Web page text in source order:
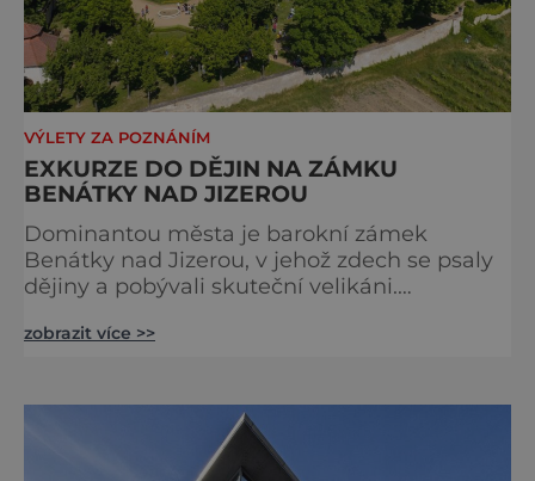
VÝLETY ZA POZNÁNÍM
EXKURZE DO DĚJIN NA ZÁMKU
BENÁTKY NAD JIZEROU
Dominantou města je barokní zámek
Benátky nad Jizerou, v jehož zdech se psaly
dějiny a pobývali skuteční velikáni.
tu prováděl svá slavná astronomická měření
spolupráci s jeho přítelem, slavným Janem
Keplerem. Tímto historickým setkáním je
inspirována i zážitková mobilní detek
zobrazit více >>